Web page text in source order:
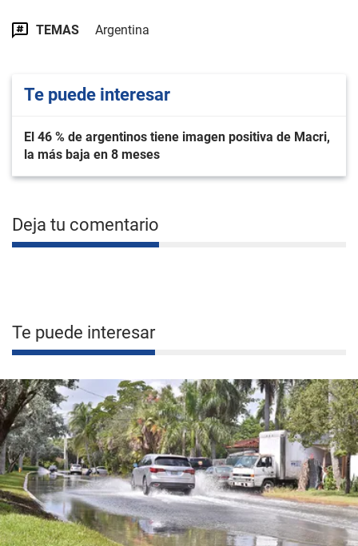
TEMAS Argentina
Te puede interesar
El 46 % de argentinos tiene imagen positiva de Macri,
la más baja en 8 meses
Deja tu comentario
Te puede interesar